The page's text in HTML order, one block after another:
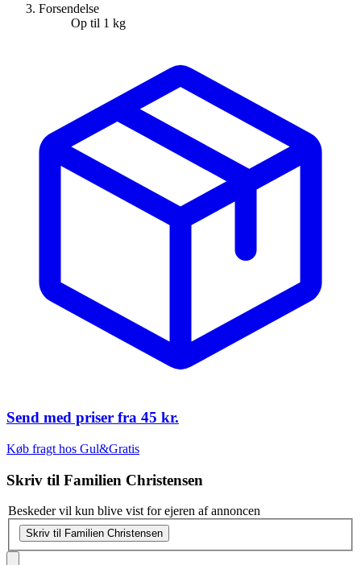
Forsendelse
Op til 1 kg
Send med priser fra 45 kr.
Køb fragt hos Gul&Gratis
Skriv til Familien Christensen
Beskeder vil kun blive vist for ejeren af annoncen
Skriv til Familien Christensen